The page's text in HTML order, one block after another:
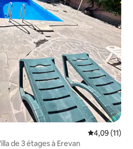
Évaluation
4,09 (11)
de 3 étages à Erevan